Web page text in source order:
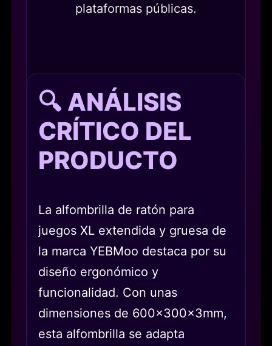
plataformas públicas.
🔍 ANÁLISIS
CRÍTICO DEL
PRODUCTO
La alfombrilla de ratón para
juegos XL extendida y gruesa de
la marca YEBMoo destaca por su
diseño ergonómico y
funcionalidad. Con unas
dimensiones de 600x300x3mm,
esta alfombrilla se adapta